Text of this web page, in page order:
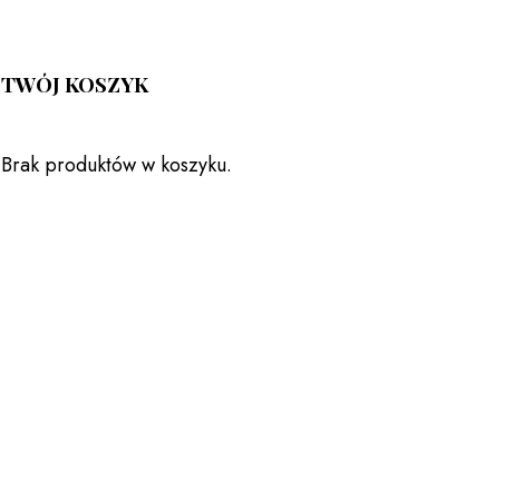
TWÓJ KOSZYK
Brak produktów w koszyku.